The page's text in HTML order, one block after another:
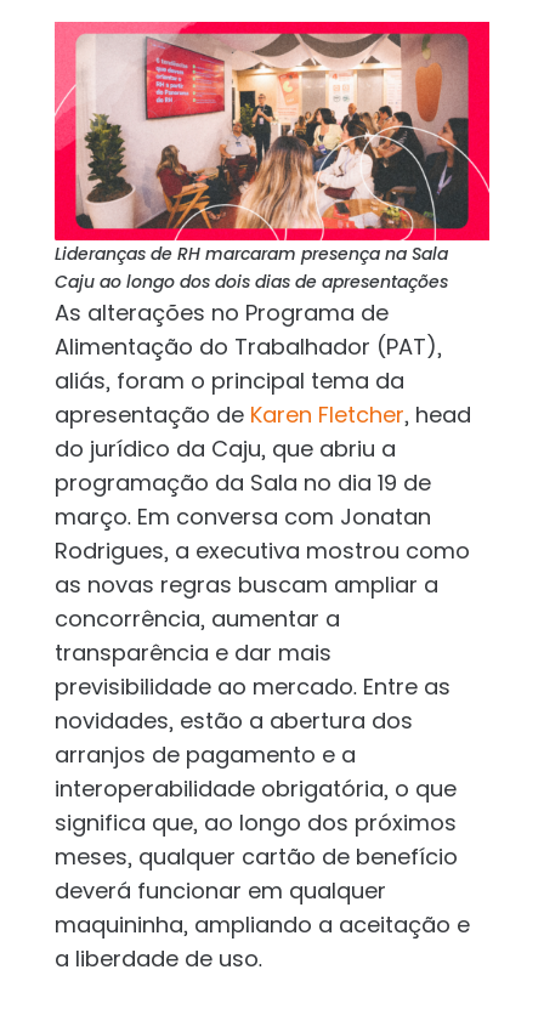
Lideranças de RH marcaram presença na Sala
Caju ao longo dos dois dias de apresentações
As alterações no Programa de
Alimentação do Trabalhador (PAT),
aliás, foram o principal tema da
apresentação de Karen Fletcher, head
do jurídico da Caju, que abriu a
programação da Sala no dia 19 de
março. Em conversa com Jonatan
Rodrigues, a executiva mostrou como
as novas regras buscam ampliar a
concorrência, aumentar a
transparência e dar mais
previsibilidade ao mercado. Entre as
novidades, estão a abertura dos
arranjos de pagamento e a
interoperabilidade obrigatória, o que
significa que, ao longo dos próximos
meses, qualquer cartão de benefício
deverá funcionar em qualquer
maquininha, ampliando a aceitação e
a liberdade de uso.